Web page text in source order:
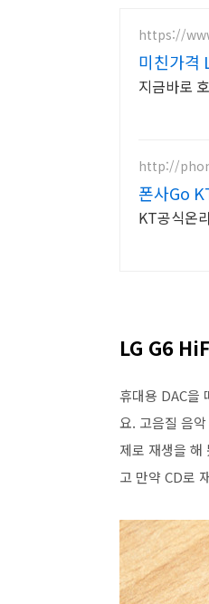
https://
미친가격
지금바로
http://
폰사Go
KT공식온
LG G6
휴대용 DAC을
요. 고음질 음
제로 재생을 해
고 만약 CD로